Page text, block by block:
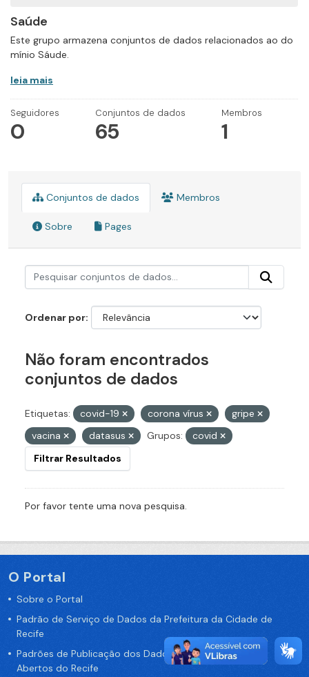
Saúde
Este grupo armazena conjuntos de dados relacionados ao do
mínio Sáude.
leia mais
Seguidores
0
Conjuntos de dados
65
Membros
1
Conjuntos de dados Membros
Sobre Pages
Ordenar por
Não foram encontrados
conjuntos de dados
Etiquetas: covid-19 corona vírus
gripe
vacina
datasus Grupos:
covid
Filtrar Resultados
Por favor tente uma nova pesquisa.
O Portal
Sobre o Portal
Padrão de Serviço de Dados da Prefeitura da Cidade de
Recife
Padrões de Publicação dos Dados no Portal de Dados
Abertos do Recife